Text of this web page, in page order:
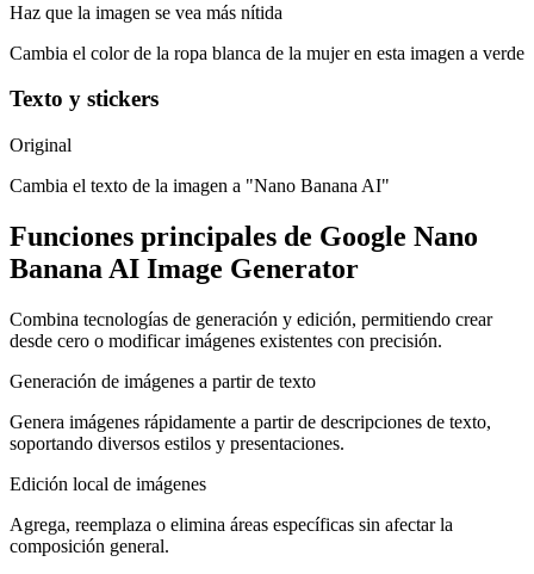
Haz que la imagen se vea más nítida
Cambia el color de la ropa blanca de la mujer en esta imagen a verde
Texto y stickers
Original
Cambia el texto de la imagen a "Nano Banana AI"
Funciones principales de Google Nano
Banana AI Image Generator
Combina tecnologías de generación y edición, permitiendo crear
desde cero o modificar imágenes existentes con precisión.
Generación de imágenes a partir de texto
Genera imágenes rápidamente a partir de descripciones de texto,
soportando diversos estilos y presentaciones.
Edición local de imágenes
Agrega, reemplaza o elimina áreas específicas sin afectar la
composición general.